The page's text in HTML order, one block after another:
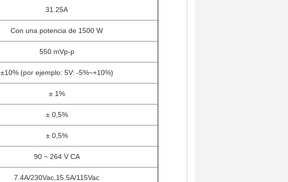
31.25A
Con una potencia de 1500 W
550 mVp-p
±10% (por ejemplo: 5V: -5%~+10%)
± 1%
± 0,5%
± 0,5%
90 ~ 264 V CA
7.4A/230Vac,15.5A/115Vac